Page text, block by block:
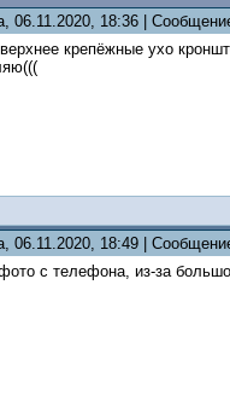
06.11.2020, 18:36 |
крепёжные ухо
06.11.2020, 18:49 |
с телефона, из-за